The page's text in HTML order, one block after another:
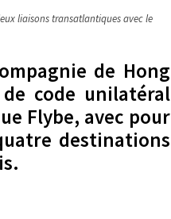
liaisons transatlantiques avec le
de Hong
code unilatéral
Flybe, avec pour
destinations